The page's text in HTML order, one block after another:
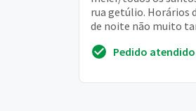
rua getúlio. Horários
de noite não muito
manhã ncia:
Pedido atendido